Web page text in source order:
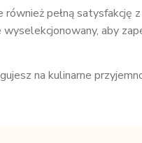
pełną satysfakcję z
aby
na kulinarne